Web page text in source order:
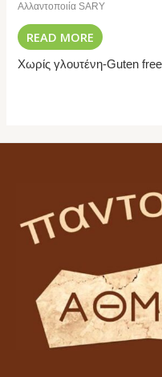
Αλλαντοποιία SARY
READ MORE
Χωρίς γλουτένη-Guten free